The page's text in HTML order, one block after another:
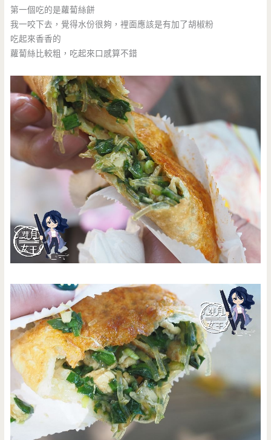
第一個吃的是蘿蔔絲餅
我一咬下去，覺得水份很夠，裡面應該是有加了胡椒粉
吃起來香香的
蘿蔔絲比較粗，吃起來口感算不錯